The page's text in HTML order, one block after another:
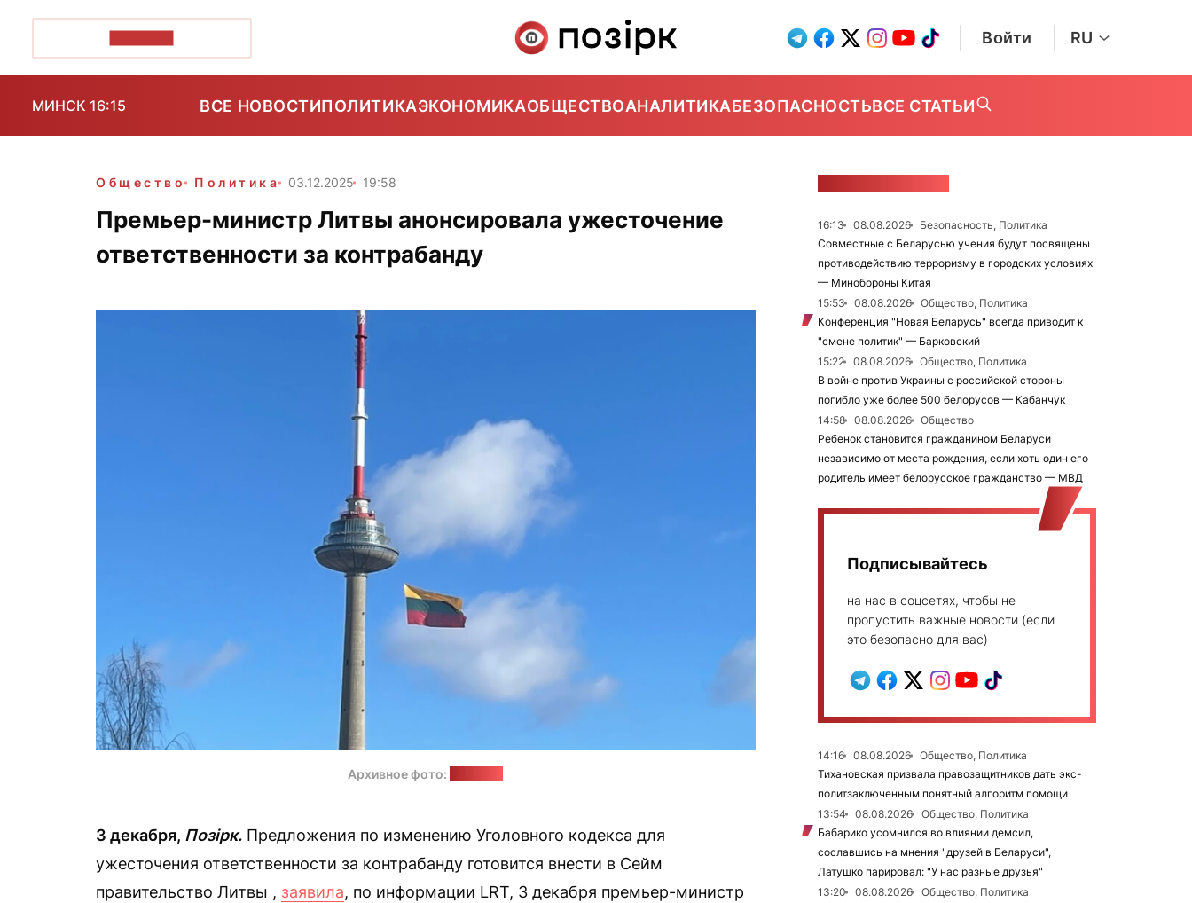
Войти RU
МИНСК 16:15 ВСЕ НОВОСТИПОЛИТИКАЭКОНОМИКАОБЩЕСТВОАНАЛИТИКАБЕЗОПАСНОСТЬВСЕ СТАТЬИ
Общество Политика 03.12.2025 19:58
Премьер-министр Литвы анонсировала ужесточение
ответственности за контрабанду
Архивное фото:
3 декабря, Позірк. Предложения по изменению Уголовного кодекса для
ужесточения ответственности за контрабанду готовится внести в Сейм
правительство Литвы , заявила, по информации LRT, 3 декабря премьер-министр
16:13 08.08.2026
Безопасность, Политика
Совместные с Беларусью учения будут посвящены
противодействию терроризму в городских условиях
— Минобороны Китая
15:53
08.08.2026
Общество, Политика
Конференция "Новая Беларусь" всегда приводит к
"смене политик" — Барковский
15:22
08.08.2026
Общество, Политика
В войне против Украины с российской стороны
погибло уже более 500 белорусов — Кабанчук
14:58
08.08.2026
Общество
Ребенок становится гражданином Беларуси
независимо от места рождения, если хоть один его
родитель имеет белорусское гражданство — МВД
Подписывайтесь
на нас в соцсетях, чтобы не
пропустить важные новости (если
это безопасно для вас)
14:16 08.08.2026
Общество, Политика
Тихановская призвала правозащитников дать экс-
политзаключенным понятный алгоритм помощи
13:54
08.08.2026
Общество, Политика
Бабарико усомнился во влиянии демсил,
сославшись на мнения "друзей в Беларуси",
Латушко парировал: "У нас разные друзья"
13:20
08.08.2026
Общество, Политика